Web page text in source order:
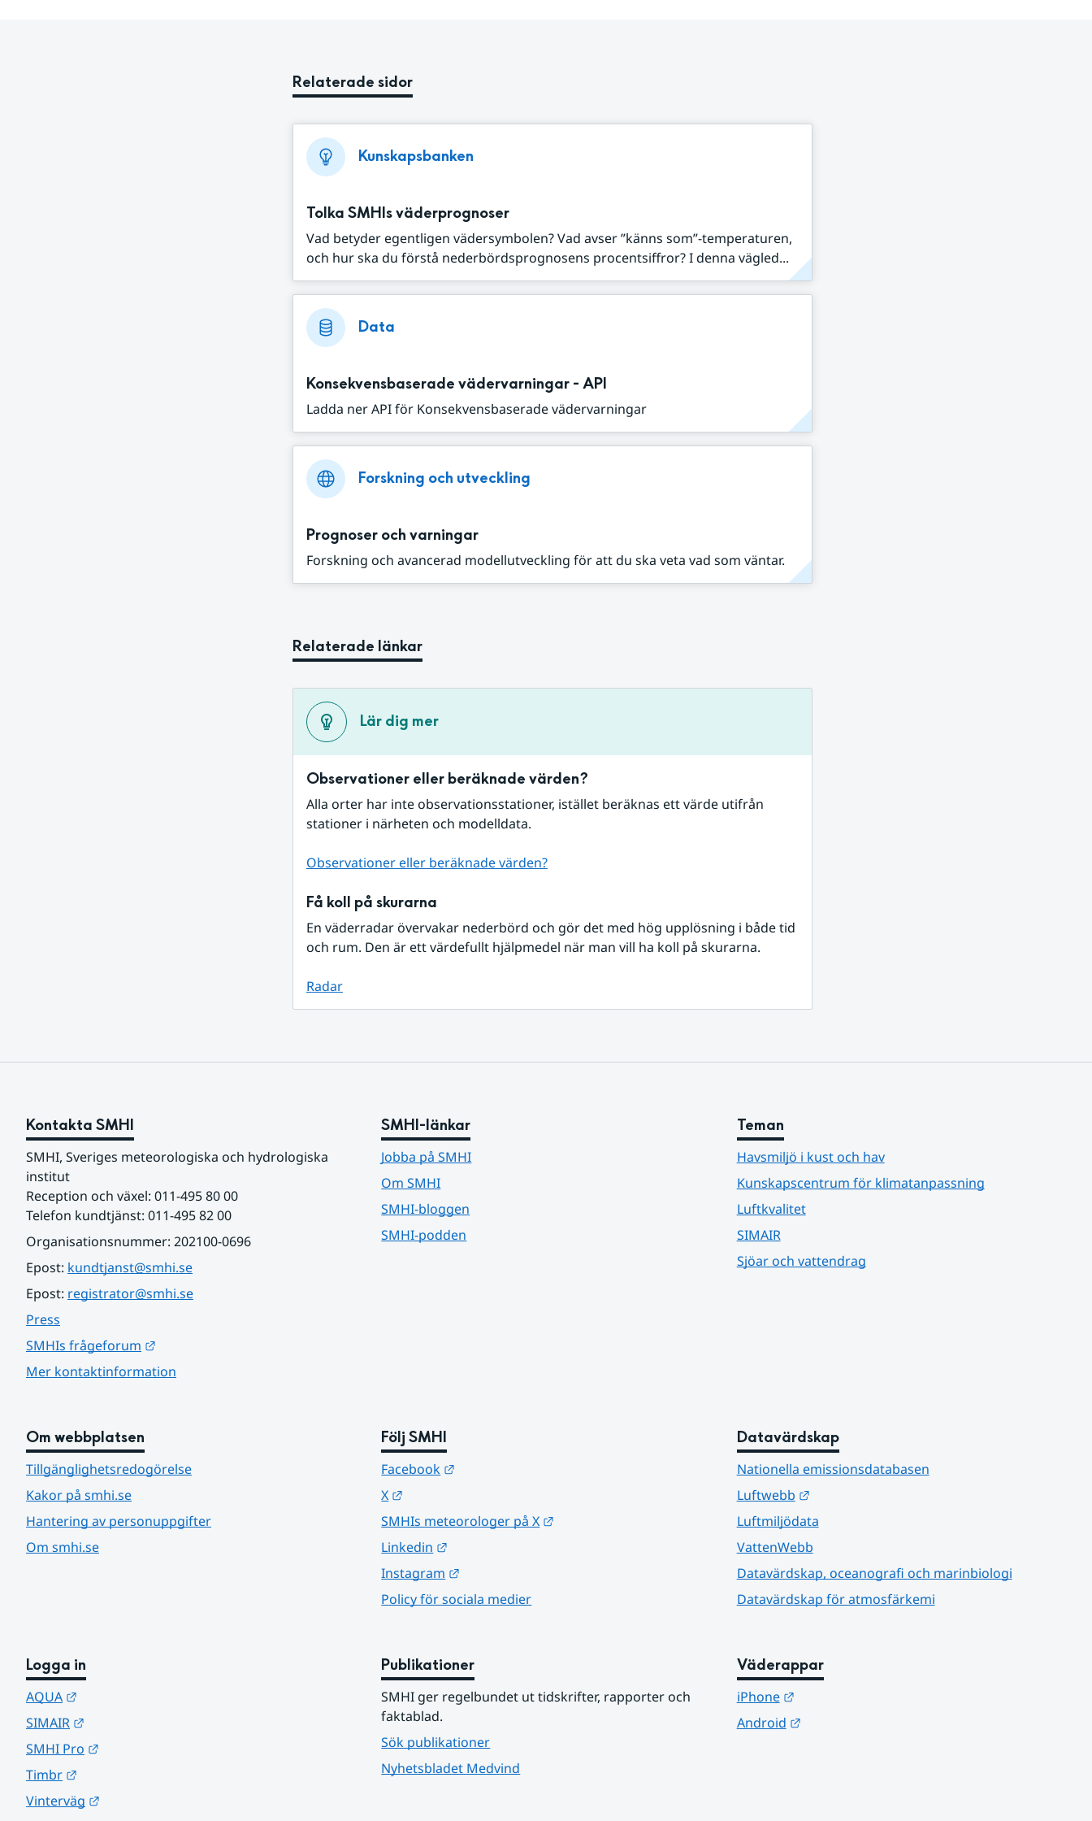
Relaterade sidor
Kunskapsbanken
Tolka SMHIs väderprognoser
Vad betyder egentligen vädersymbolen? Vad avser ”känns som”-temperaturen,
och hur ska du förstå nederbördsprognosens procentsiffror? I denna vägled...
Data
Konsekvensbaserade vädervarningar - API
Ladda ner API för Konsekvensbaserade vädervarningar
Forskning och utveckling
Prognoser och varningar
Forskning och avancerad modellutveckling för att du ska veta vad som väntar.
Relaterade länkar
Lär dig mer
Observationer eller beräknade värden?
Alla orter har inte observationsstationer, istället beräknas ett värde utifrån
stationer i närheten och modelldata.
Observationer eller beräknade värden?
Få koll på skurarna
En väderradar övervakar nederbörd och gör det med hög upplösning i både tid
och rum. Den är ett värdefullt hjälpmedel när man vill ha koll på skurarna.
Radar
Kontakta SMHI
SMHI, Sveriges meteorologiska och hydrologiska
institut
Reception och växel: 011-495 80 00
Telefon kundtjänst: 011-495 82 00
Organisationsnummer: 202100-0696
Epost: kundtjanst@smhi.se
Epost: registrator@smhi.se
Press
SMHIs frågeforum
Mer kontaktinformation
SMHI-länkar
Jobba på SMHI
Om SMHI
SMHI-bloggen
SMHI-podden
Teman
Havsmiljö i kust och hav
Kunskapscentrum för klimatanpassning
Luftkvalitet
SIMAIR
Sjöar och vattendrag
Om webbplatsen
Tillgänglighetsredogörelse
Kakor på smhi.se
Hantering av personuppgifter
Om smhi.se
Följ SMHI
Facebook
X
SMHIs meteorologer på X
Linkedin
Instagram
Policy för sociala medier
Datavärdskap
Nationella emissionsdatabasen
Luftwebb
Länk till annan webbplats.
Luftmiljödata
VattenWebb
Datavärdskap, oceanografi och marinbiologi
Datavärdskap för atmosfärkemi
Logga in
AQUA
SIMAIR
SMHI Pro
Timbr
Vinterväg
Publikationer
SMHI ger regelbundet ut tidskrifter, rapporter och
faktablad.
Sök publikationer
Nyhetsbladet Medvind
Väderappar
iPhone
Länk till annan webbplats.
Android
Länk till annan webbplats.